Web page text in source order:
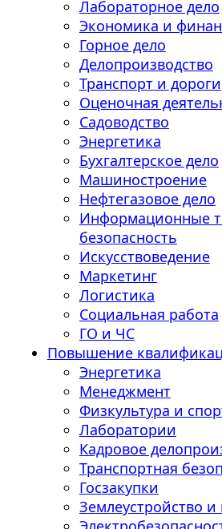
Лабораторное дело
Экономика и
Горное дело
Делопроизводство
Транспорт и дороги
Оценочная
Садоводство
Энергетика
Бухгалтерское дело
Машиностроение
Нефтегазовое дело
Информационные
безопасность
Искусствоведение
Маркетинг
Логистика
Социальная работа
ГО и ЧС
Повышение
Энергетика
Менеджмент
Физкультура и
Лаборатории
Кадровое
Транспортная
Госзакупки
Землеустройство и